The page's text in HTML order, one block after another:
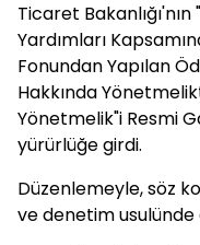
Ticaret
Yardımları
Fonundan Yapılan
Hakkında
Yönetmelik"i Resmi
yürürlüğe girdi.
Düzenlemeyle, söz
ve denetim usulünde